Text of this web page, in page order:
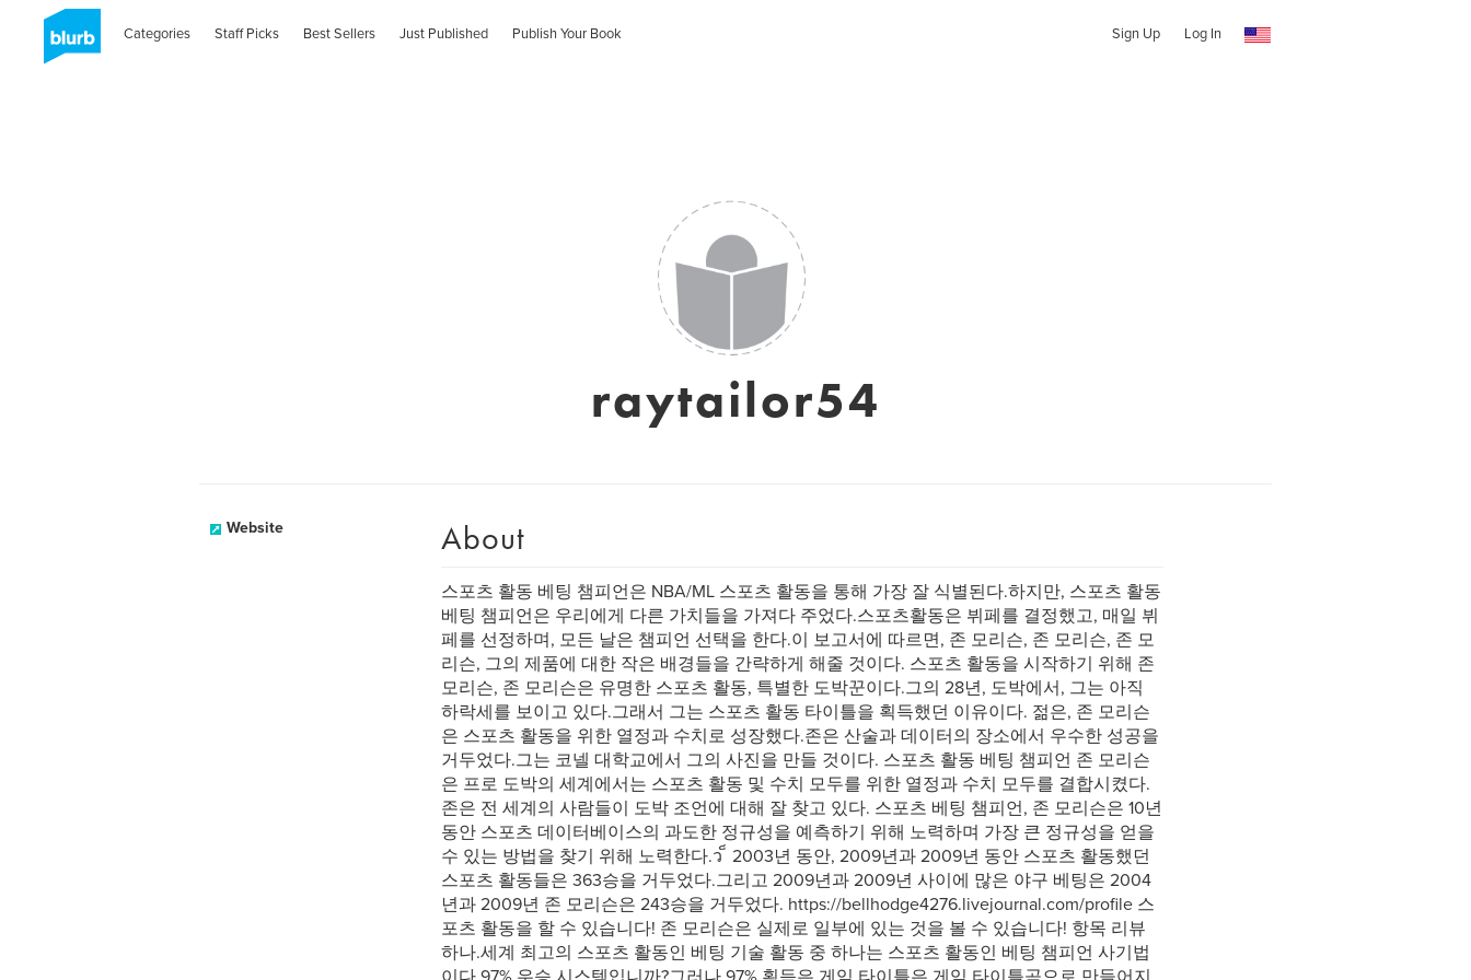
Categories Staff Picks Best Sellers Just Published Publish Your Book Sign Up Log In
raytailor54
Website About
스포츠 활동 베팅 챔피언은 NBA/ML 스포츠 활동을 통해 가장 잘 식별된다.하지만, 스포츠 활동
베팅 챔피언은 우리에게 다른 가치들을 가져다 주었다.스포츠활동은 뷔페를 결정했고, 매일 뷔
페를 선정하며, 모든 날은 챔피언 선택을 한다.이 보고서에 따르면, 존 모리슨, 존 모리슨, 존 모
리슨, 그의 제품에 대한 작은 배경들을 간략하게 해줄 것이다. 스포츠 활동을 시작하기 위해 존
모리슨, 존 모리슨은 유명한 스포츠 활동, 특별한 도박꾼이다.그의 28년, 도박에서, 그는 아직
하락세를 보이고 있다.그래서 그는 스포츠 활동 타이틀을 획득했던 이유이다. 젊은, 존 모리슨
은 스포츠 활동을 위한 열정과 수치로 성장했다.존은 산술과 데이터의 장소에서 우수한 성공을
거두었다.그는 코넬 대학교에서 그의 사진을 만들 것이다. 스포츠 활동 베팅 챔피언 존 모리슨
은 프로 도박의 세계에서는 스포츠 활동 및 수치 모두를 위한 열정과 수치 모두를 결합시켰다.
존은 전 세계의 사람들이 도박 조언에 대해 잘 찾고 있다. 스포츠 베팅 챔피언, 존 모리슨은 10년
동안 스포츠 데이터베이스의 과도한 정규성을 예측하기 위해 노력하며 가장 큰 정규성을 얻을
수 있는 방법을 찾기 위해 노력한다.ว ็ 2003년 동안, 2009년과 2009년 동안 스포츠 활동했던
스포츠 활동들은 363승을 거두었다.그리고 2009년과 2009년 사이에 많은 야구 베팅은 2004
년과 2009년 존 모리슨은 243승을 거두었다. https://bellhodge4276.livejournal.com/profile 스
포츠 활동을 할 수 있습니다! 존 모리슨은 실제로 일부에 있는 것을 볼 수 있습니다! 항목 리뷰
하나.세계 최고의 스포츠 활동인 베팅 기술 활동 중 하나는 스포츠 활동인 베팅 챔피언 사기법